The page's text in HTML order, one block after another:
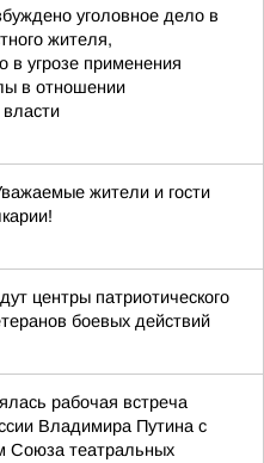
уголовное дело в
жителя,
в угрозе применения
в отношении
жители и гости
центры патриотического
боевых действий
рабочая встреча
Владимира Путина с
Союза театральных